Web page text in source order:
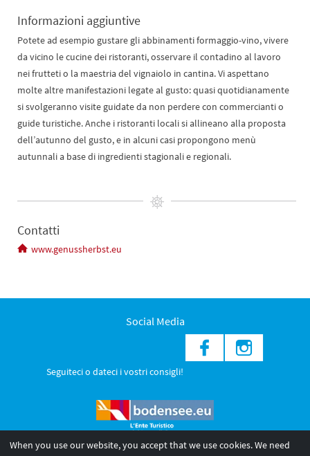
Informazioni aggiuntive
Potete ad esempio gustare gli abbinamenti formaggio-vino, vivere
da vicino le cucine dei ristoranti, osservare il contadino al lavoro
nei frutteti o la maestria del vignaiolo in cantina. Vi aspettano
molte altre manifestazioni legate al gusto: quasi quotidianamente
si svolgeranno visite guidate da non perdere con commercianti o
guide turistiche. Anche i ristoranti locali si allineano alla proposta
dell’autunno del gusto, e in alcuni casi propongono menù
autunnali a base di ingredienti stagionali e regionali.
Contatti
www.genussherbst.eu
Social Media
Seguiteci o dateci i vostri consigli!
When you use our website, you accept that we use cookies. We need